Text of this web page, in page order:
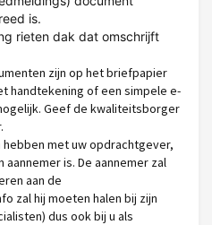
is.
rieten dak dat omschrijft
zijn op het briefpapier
handtekening of een simpele e-
Geef de kwaliteitsborger
met uw opdrachtgever,
is. De aannemer zal
aan de
zal hij moeten halen bij zijn
dus ook bij u als